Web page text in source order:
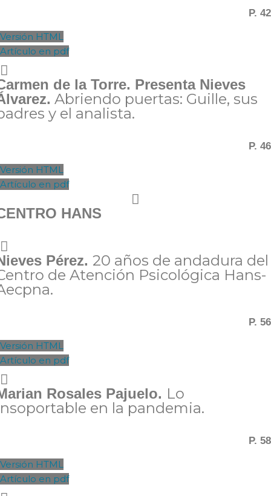
P. 42
Versión HTML
Artículo en pdf
de la Torre. Presenta Nieves
Abriendo puertas: Guille, sus
y el analista.
P. 46
Versión HTML
Artículo en pdf
HANS
Pérez. 20 años de andadura del
de Atención Psicológica Hans-
P. 56
Versión HTML
Artículo en pdf
Rosales Pajuelo. Lo
en la pandemia.
P. 58
Versión HTML
Artículo en pdf